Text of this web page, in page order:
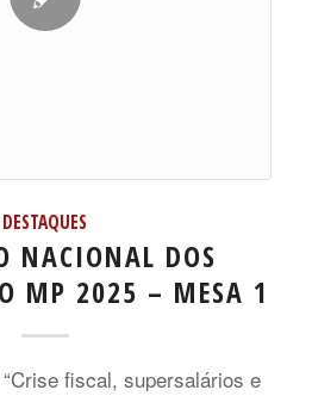
DESTAQUES
NACIONAL DOS
MP 2025 – MESA 1
fiscal, supersalários e